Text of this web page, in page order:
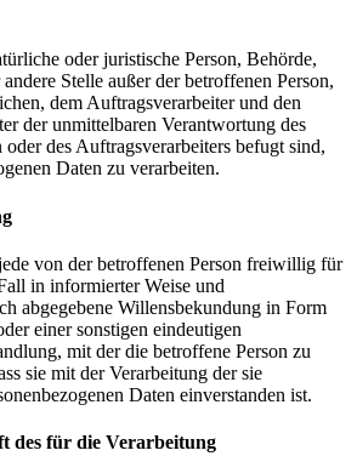
oder juristische Person, Behörde,
Stelle außer der betroffenen Person,
dem Auftragsverarbeiter und den
der unmittelbaren Verantwortung des
des Auftragsverarbeiters befugt sind,
Daten zu verarbeiten.
von der betroffenen Person freiwillig für
in informierter Weise und
abgegebene Willensbekundung in Form
einer sonstigen eindeutigen
mit der die betroffene Person zu
sie mit der Verarbeitung der sie
Daten einverstanden ist.
des für die Verarbeitung